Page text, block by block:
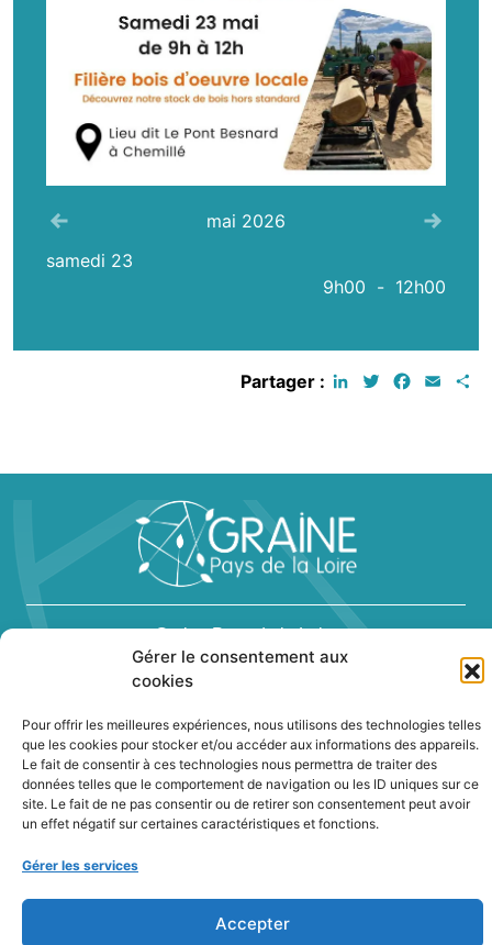
Gérer le consentement aux
cookies
Pour offrir les meilleures expériences, nous utilisons des technologies telles
que les cookies pour stocker et/ou accéder aux informations des appareils.
Le fait de consentir à ces technologies nous permettra de traiter des
données telles que le comportement de navigation ou les ID uniques sur ce
site. Le fait de ne pas consentir ou de retirer son consentement peut avoir
un effet négatif sur certaines caractéristiques et fonctions.
Gérer les services
Accepter
Voir le mois précédent
mai 2026
samedi 23
9h00 - 12h00
Partager : LinkedInTwitter Email
Graine Pays de la Loire
23, rue des renards - 44300 Nantes
Téléphone : 02 40 94 83 51
Politique de confidentialité des cookies